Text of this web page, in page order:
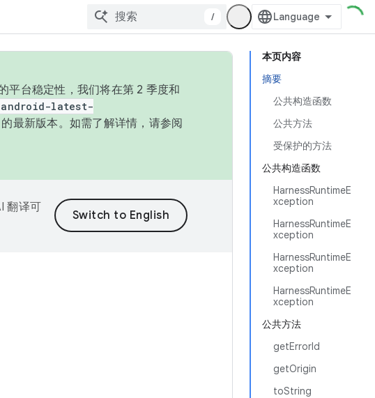
/
本页内容
摘要
公共构造函数
公共方法
受保护的方法
公共构造函数
HarnessRuntimeE
xception
HarnessRuntimeE
xception
HarnessRuntimeE
xception
HarnessRuntimeE
xception
公共方法
getErrorId
getOrigin
toString
平台稳定性，我们将在第 2 季度和
android-latest-
最新版本。如需了解详情，请参阅
翻译可